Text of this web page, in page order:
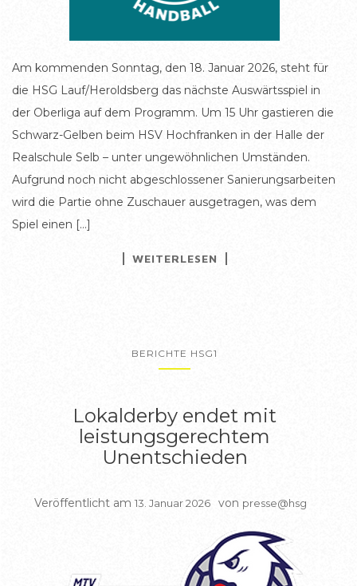
Am kommenden Sonntag, den 18. Januar 2026, steht für
die HSG Lauf/Heroldsberg das nächste Auswärtsspiel in
der Oberliga auf dem Programm. Um 15 Uhr gastieren die
Schwarz-Gelben beim HSV Hochfranken in der Halle der
Realschule Selb – unter ungewöhnlichen Umständen.
Aufgrund noch nicht abgeschlossener Sanierungsarbeiten
wird die Partie ohne Zuschauer ausgetragen, was dem
Spiel einen […]
WEITERLESEN
BERICHTE HSG1
Lokalderby endet mit
leistungsgerechtem
Unentschieden
Veröffentlicht am 13. Januar 2026 von presse@hsg